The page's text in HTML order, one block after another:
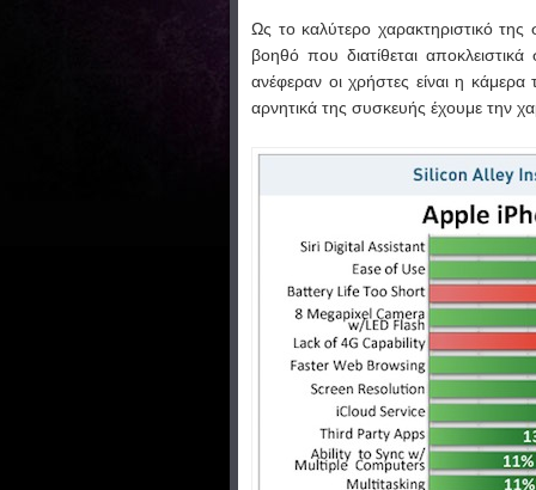
Ως το καλύτερο χαρακτηριστικό
βοηθό που διατίθεται
ανέφεραν οι χρήστες είναι η
αρνητικά της συσκευής έχουμε την